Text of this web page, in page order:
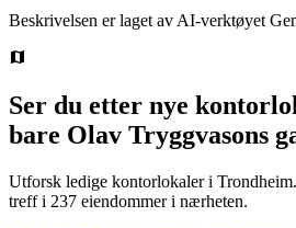
Beskrivelsen er laget av AI-verktøyet
Ser du etter nye
bare Olav Tryggvasons
Utforsk ledige kontorlokaler i Trondheim.
treff i 237 eiendommer i nærheten.